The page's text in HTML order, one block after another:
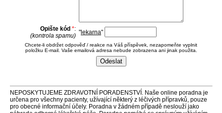
Opište kód *:
(kontrola spamu) " lekarna"
Chcete-li obdržet odpověď / reakce na Váš příspěvek, nezapomeňte vyplnit
položku E-mail. Vaše emailová adresa nebude zobrazena ani jinak použita.
NEPOSKYTUJEME ZDRAVOTNÍ PORADENSTVÍ. Naše online poradna je
určena pro všechny pacienty, užívající některý z léčivých přípravků, pouze
pro obecné informační účely. Poradna v žádném případě neslouží jako